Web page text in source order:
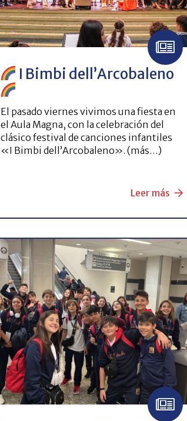
I Bimbi dell’Arcobaleno
El pasado viernes vivimos una fiesta en
el Aula Magna, con la celebración del
clásico festival de canciones infantiles
«I Bimbi dell’Arcobaleno». (más…)
Leer más